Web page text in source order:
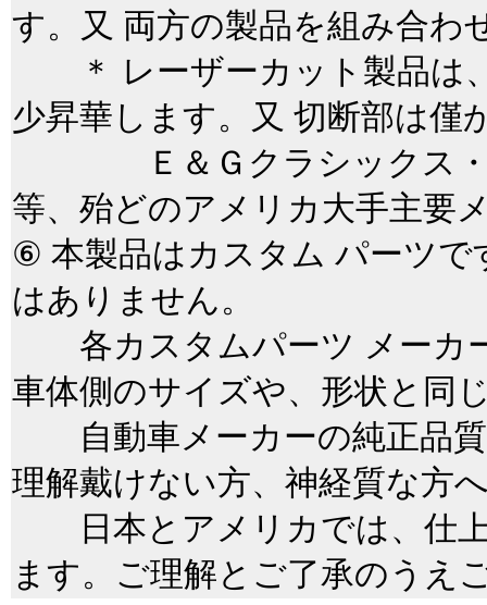
す。又 両方の製品を組み合わ
＊ レーザーカット製品は
少昇華します。又 切断部は僅
Ｅ＆Ｇクラシックス・Ｑ
等、殆どのアメリカ大手主要
⑥ 本製品はカスタム パーツで
はありません。
各カスタムパーツ メーカ
車体側のサイズや、形状と同
自動車メーカーの純正品質
理解戴けない方、神経質な方
日本とアメリカでは、仕上
ます。ご理解とご了承のうえ